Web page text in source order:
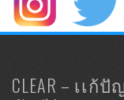
CLEAR – เเ